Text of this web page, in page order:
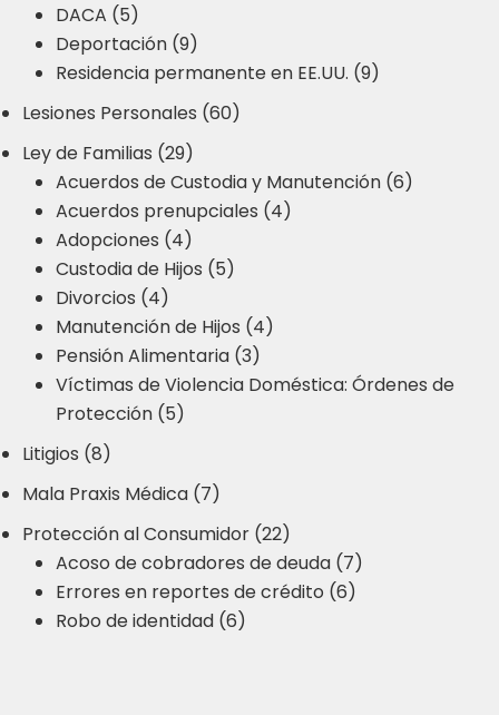
DACA (5)
Deportación (9)
Residencia permanente en EE.UU. (9)
Lesiones Personales (60)
Ley de Familias (29)
Acuerdos de Custodia y Manutención (6)
Acuerdos prenupciales (4)
Adopciones (4)
Custodia de Hijos (5)
Divorcios (4)
Manutención de Hijos (4)
Pensión Alimentaria (3)
Víctimas de Violencia Doméstica: Órdenes de
Protección (5)
Litigios (8)
Mala Praxis Médica (7)
Protección al Consumidor (22)
Acoso de cobradores de deuda (7)
Errores en reportes de crédito (6)
Robo de identidad (6)